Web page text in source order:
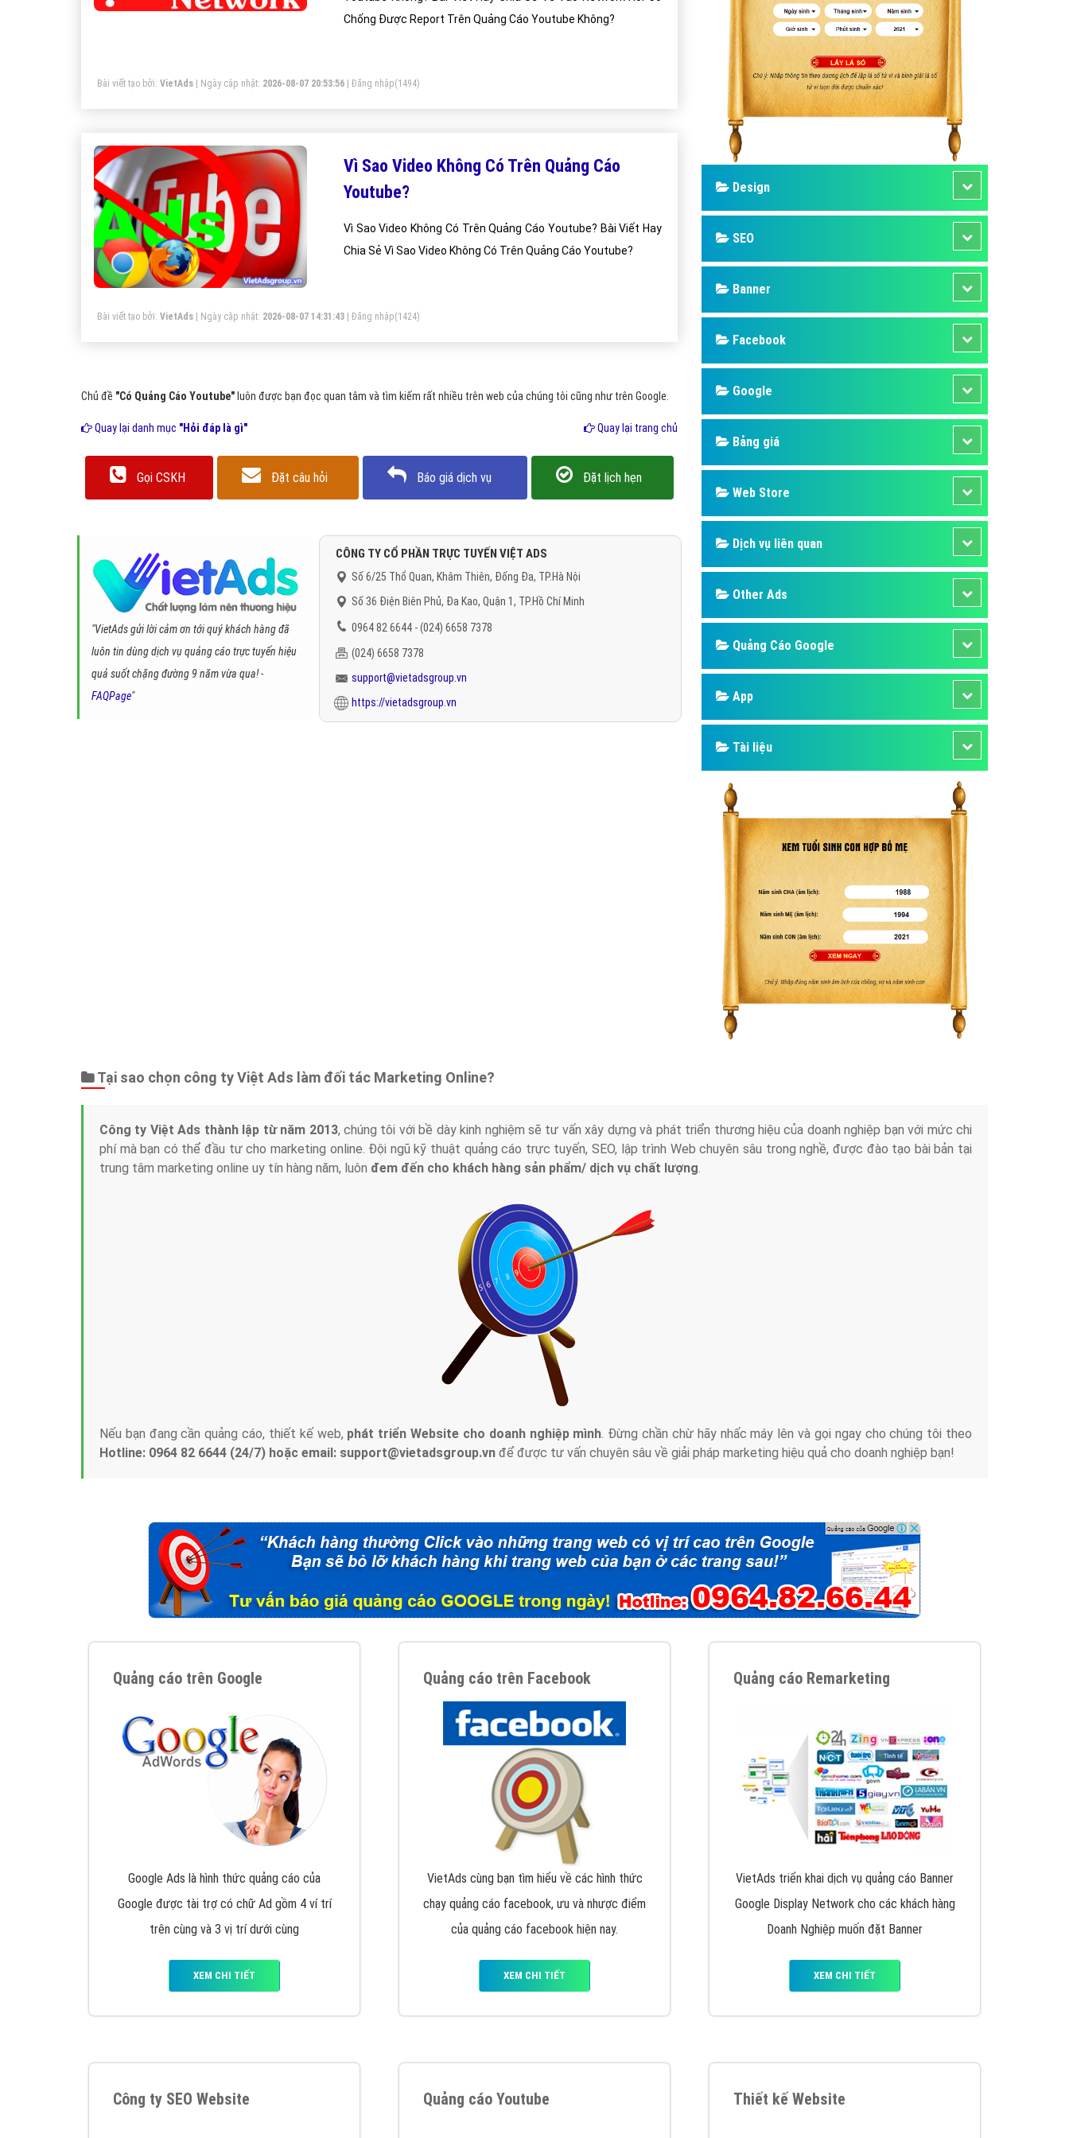
Hỏi đáp phần mềm
Hỏi đáp quảng cáo TVC
Hỏi đáp quảng cáo mobile
Hỏi đáp quảng cáo Online
Hỏi đáp quảng cáo Skype
Quảng cáo Youtube
Dịch vụ quảng cáo Youtube
Dịch vụ quảng cáo Cốc Cốc
Dịch vụ quảng cáo Tiktok
Dịch vụ quảng cáo Zalo
Định nghĩa
Nghĩa là gì
Phần mềm ứng dụng hay
Chống Được Report Trên Quảng Cáo Youtube Không?
Bài viết tạo bởi: VietAds | Ngày cập nhật: 2026-08-07 20:53:56 Đăng nhập(1494)
Vì Sao Video Không Có Trên Quảng Cáo
Youtube?
Vì Sao Video Không Có Trên Quảng Cáo Youtube? Bài Viết Hay
Chia Sẻ Vì Sao Video Không Có Trên Quảng Cáo Youtube?
Bài viết tạo bởi: VietAds | Ngày cập nhật: 2026-08-07 14:31:43 Đăng nhập(1424)
Chủ đề "Có Quảng Cáo Youtube" luôn được bạn đọc quan tâm và tìm kiếm rất nhiều trên web của chúng tôi cũng như trên Google.
Quay lại danh mục "Hỏi đáp là gì" Quay lại trang chủ
Gọi CSKH Đặt câu hỏi Báo giá dịch vụ Đặt lịch hẹn
"VietAds gửi lời cảm ơn tới quý khách hàng đã
luôn tin dùng dịch vụ quảng cáo trực tuyến hiệu
quả suốt chặng đường 9 năm vừa qua! -
FAQPage"
CÔNG TY CỔ PHẦN TRỰC TUYẾN VIỆT ADS
Số 6/25 Thổ Quan, Khâm Thiên, Đống Đa, TP.Hà Nội
Số 36 Điện Biên Phủ, Đa Kao, Quận 1, TP.Hồ Chí Minh
0964 82 6644 - (024) 6658 7378
(024) 6658 7378
support@vietadsgroup.vn
https://vietadsgroup.vn
Design
SEO
Banner
Facebook
Google
Bảng giá
Web Store
Dịch vụ liên quan
Other Ads
Quảng Cáo Google
App
Tài liệu
Tại sao chọn công ty Việt Ads làm đối tác Marketing Online?
Công ty Việt Ads thành lập từ năm 2013, chúng tôi với bề dày kinh nghiệm sẽ tư vấn xây dựng và phát triển thương hiệu của doanh nghiệp bạn với mức chi
phí mà bạn có thể đầu tư cho marketing online. Đội ngũ kỹ thuật quảng cáo trực tuyến, SEO, lập trình Web chuyên sâu trong nghề, được đào tạo bài bản tại
trung tâm marketing online uy tín hàng năm, luôn đem đến cho khách hàng sản phẩm/ dịch vụ chất lượng
Nếu bạn đang cần quảng cáo, thiết kế web, phát triển Website cho doanh nghiệp mình . Đừng chần chừ hãy nhấc máy lên và gọi ngay cho chúng tôi theo
Hotline: 0964 82 6644 (24/7) hoặc email: support@vietadsgroup.vn để được tư vấn chuyên sâu về giải pháp marketing hiệu quả cho doanh nghiệp bạn!
Quảng cáo trên Google
Google Ads là hình thức quảng cáo của
Google được tài trợ có chữ Ad gồm 4 ví trí
trên cùng và 3 vị trí dưới cùng
XEM CHI TIẾT
Quảng cáo trên Facebook
VietAds cùng bạn tìm hiểu về các hình thức
chạy quảng cáo facebook, ưu và nhược điểm
của quảng cáo facebook hiện nay.
XEM CHI TIẾT
Quảng cáo Remarketing
VietAds triển khai dịch vụ quảng cáo Banner
Google Display Network cho các khách hàng
Doanh Nghiệp muốn đặt Banner
XEM CHI TIẾT
Công ty SEO Website Quảng cáo Youtube Thiết kế Website